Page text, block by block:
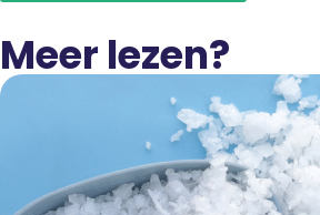
Meer lezen?